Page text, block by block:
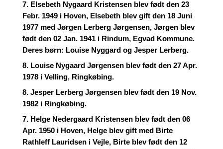
7. Elsebeth Nygaard Kristensen blev født den 23
Febr. 1949 i Hoven, Elsebeth blev gift den 18 Juni
1977 med Jørgen Lerberg Jørgensen, Jørgen blev
født den 02 Jan. 1941 i Rindum, Egvad Kommune.
Deres børn: Louise Nyggard og Jesper Lerberg.
8. Louise Nygaard Jørgensen blev født den 27 Apr.
1978 i Velling, Ringkøbing.
8. Jesper Lerberg Jørgensen blev født den 19 Nov.
1982 i Ringkøbing.
7. Helge Nedergaard Kristensen blev født den 06
Apr. 1950 i Hoven, Helge blev gift med Birte
Rathleff Lauridsen i Vejle, Birte blev født den 12